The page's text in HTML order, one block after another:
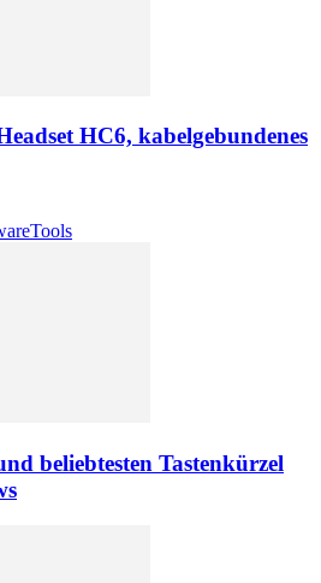
HC6, kabelgebundenes
Tools
beliebtesten Tastenkürzel